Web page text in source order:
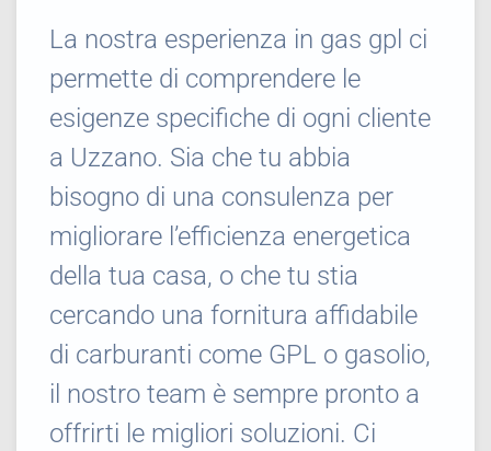
La nostra esperienza in gas gpl ci
permette di comprendere le
esigenze specifiche di ogni cliente
a Uzzano. Sia che tu abbia
bisogno di una consulenza per
migliorare l’efficienza energetica
della tua casa, o che tu stia
cercando una fornitura affidabile
di carburanti come GPL o gasolio,
il nostro team è sempre pronto a
offrirti le migliori soluzioni. Ci